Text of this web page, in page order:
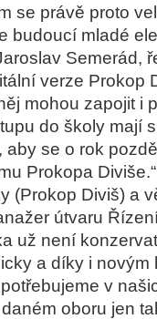
se právě proto
budoucí mladé
Semerád,
verze Prokop
mohou zapojit i
do školy mají
se o rok
Prokopa Diviše.“
(Prokop Diviš) a
útvaru
už není
a díky i novým
v
oboru jen